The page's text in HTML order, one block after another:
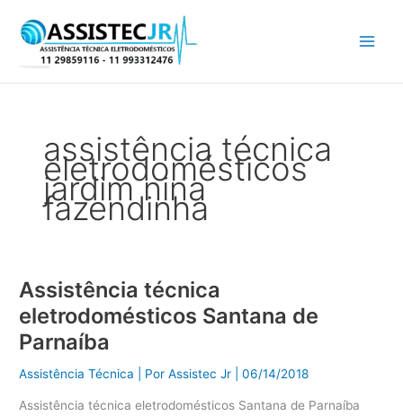
para
conteúdo
assistência técnica
eletrodomésticos
jardim nina
fazendinha
Assistência técnica
eletrodomésticos Santana de
Parnaíba
Assistência Técnica | PorAssistec Jr |06/14/2018
Assistência técnica eletrodomésticos Santana de Parnaíba
Assistência
técnica
eletrodomésticos
Santana